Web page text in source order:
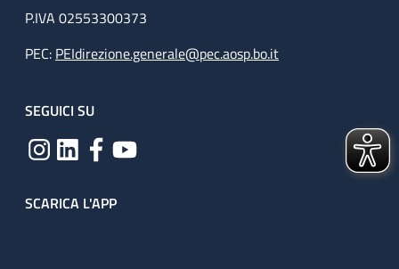
P.IVA 02553300373
PEC: PEIdirezione.generale@pec.aosp.bo.it
SEGUICI SU
SCARICA L'APP